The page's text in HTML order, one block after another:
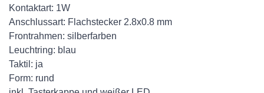
Kontaktart: 1W
Anschlussart: Flachstecker 2.8x0.8 mm
Frontrahmen: silberfarben
Leuchtring: blau
Taktil: ja
Form: rund